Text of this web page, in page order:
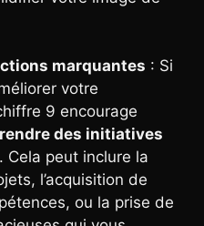
marquantes : Si
votre
9 encourage
des initiatives
. Cela peut inclure la
l’acquisition de
ou la prise de